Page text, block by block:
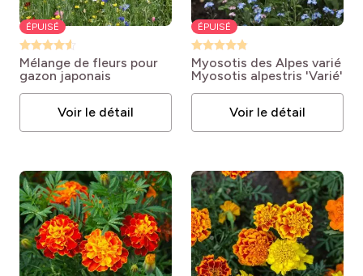
ÉPUISÉ
Mélange de fleurs pour
gazon japonais
Voir le détail
ÉPUISÉ
Myosotis des Alpes varié
Myosotis alpestris 'Varié'
Voir le détail